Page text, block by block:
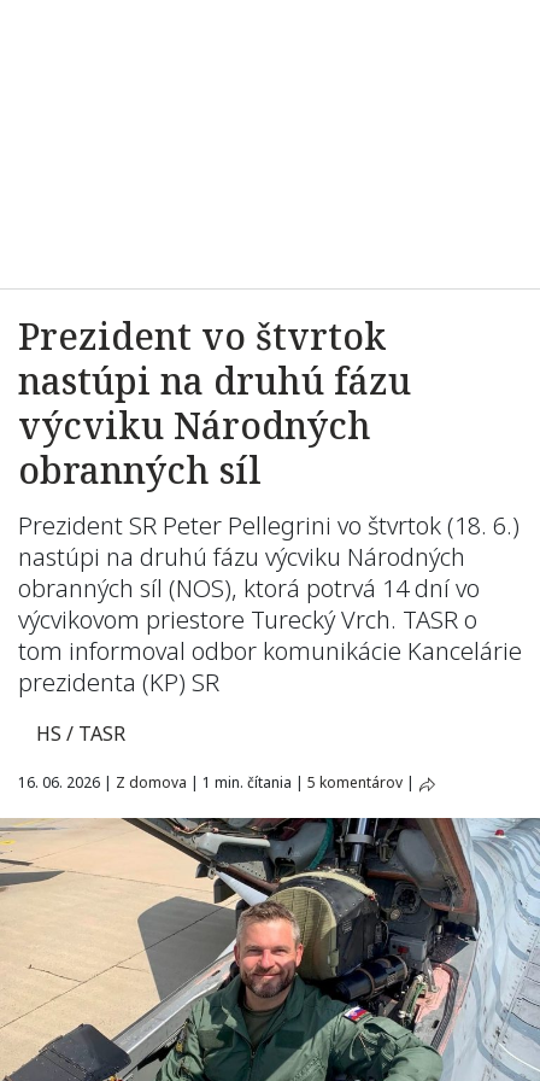
Prezident vo štvrtok
nastúpi na druhú fázu
výcviku Národných
obranných síl
Prezident SR Peter Pellegrini vo štvrtok (18. 6.)
nastúpi na druhú fázu výcviku Národných
obranných síl (NOS), ktorá potrvá 14 dní vo
výcvikovom priestore Turecký Vrch. TASR o
tom informoval odbor komunikácie Kancelárie
prezidenta (KP) SR
HS / TASR
16. 06. 2026 | Z domova | 1 min. čítania | 5 komentárov |